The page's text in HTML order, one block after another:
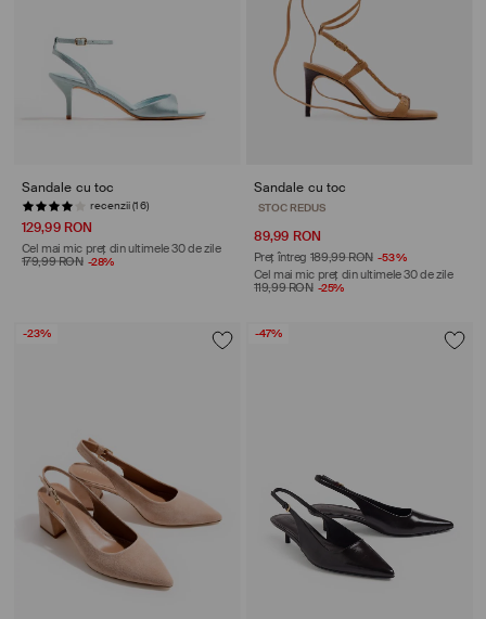
Sandale cu toc
recenzii (16)
129,99 RON
Cel mai mic preț din ultimele 30 de zile
179,99 RON -28%
Sandale cu toc
STOC REDUS
89,99 RON
Preț întreg 189,99 RON -53%
Cel mai mic preț din ultimele 30 de zile
119,99 RON -25%
-23% -47%